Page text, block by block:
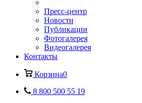
Пресс-центр
Новости
Публикации
Фотогалерея
Видеогалерея
Контакты
Корзина0
8 800 500 55 19